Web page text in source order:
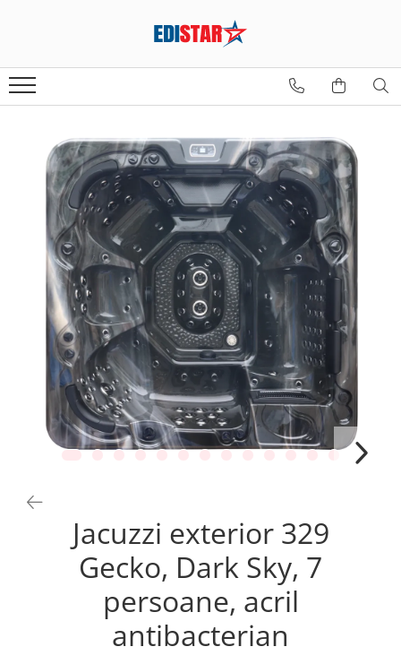
Sauna finlandeză
Jacuzzi exterior 329
Gecko, Dark Sky, 7
persoane, acril
antibacterian